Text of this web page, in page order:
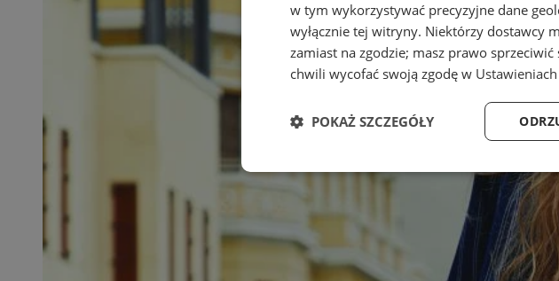
w tym wykorzystywać precyzyjne dane
wyłącznie tej witryny. Niektórzy dostawcy
zamiast na zgodzie; masz prawo
chwili wycofać swoją zgodę w
POKAŻ SZCZEGÓŁY
Niezbędne Wydajność